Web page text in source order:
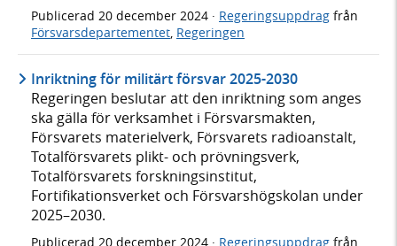
Publicerad 20 december 2024 · Regeringsuppdrag från
Försvarsdepartementet, Regeringen
Inriktning för militärt försvar 2025-2030
Regeringen beslutar att den inriktning som anges
ska gälla för verksamhet i Försvarsmakten,
Försvarets materielverk, Försvarets radioanstalt,
Totalförsvarets plikt- och prövningsverk,
Totalförsvarets forskningsinstitut,
Fortifikationsverket och Försvarshögskolan under
2025–2030.
Publicerad 20 december 2024 · Regeringsuppdrag från